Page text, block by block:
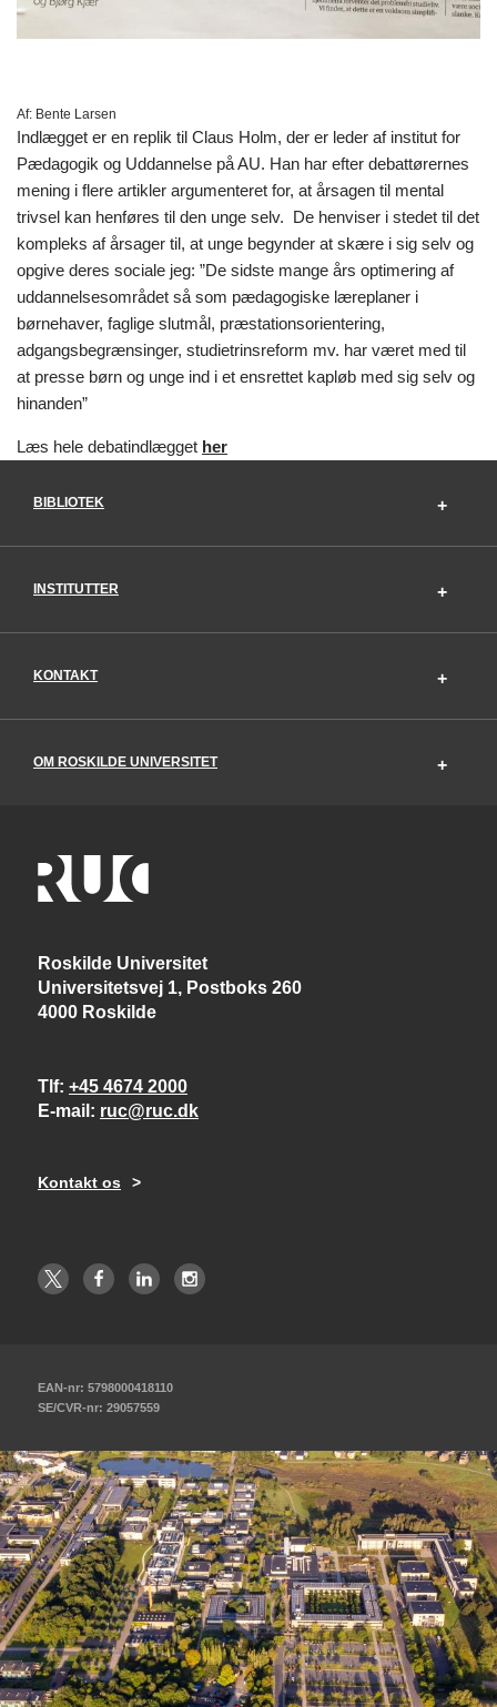
Af: Bente Larsen
Indlægget er en replik til Claus Holm, der er leder af institut for
Pædagogik og Uddannelse på AU. Han har efter debattørernes
mening i flere artikler argumenteret for, at årsagen til mental
trivsel kan henføres til den unge selv. De henviser i stedet til det
kompleks af årsager til, at unge begynder at skære i sig selv og
opgive deres sociale jeg: ”De sidste mange års optimering af
uddannelsesområdet så som pædagogiske læreplaner i
børnehaver, faglige slutmål, præstationsorientering,
adgangsbegrænsinger, studietrinsreform mv. har været med til
at presse børn og unge ind i et ensrettet kapløb med sig selv og
hinanden”
Læs hele debatindlægget her
BIBLIOTEK
INSTITUTTER
KONTAKT
OM ROSKILDE UNIVERSITET
Roskilde Universitet
Universitetsvej 1, Postboks 260
4000 Roskilde
Tlf +45 4674 2000
E-mail
ruc@ruc.dk
Kontakt os
EAN-nr: 5798000418110
SE/CVR-nr: 29057559